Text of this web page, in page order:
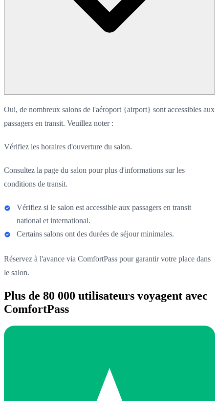
Oui, de nombreux salons de l'aéroport {airport} sont accessibles aux
passagers en transit. Veuillez noter :
Vérifiez les horaires d'ouverture du salon.
Consultez la page du salon pour plus d'informations sur les
conditions de transit.
Vérifiez si le salon est accessible aux passagers en transit
national et international.
Certains salons ont des durées de séjour minimales.
Réservez à l'avance via ComfortPass pour garantir votre place dans
le salon.
Plus de 80 000 utilisateurs voyagent avec
ComfortPass